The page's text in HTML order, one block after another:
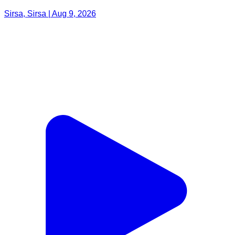
Sirsa, Sirsa | Aug 9, 2026